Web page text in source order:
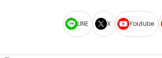
LINE X Youtube